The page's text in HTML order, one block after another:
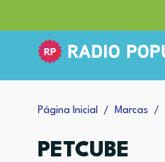
Página Inicial Marcas
PETCUBE